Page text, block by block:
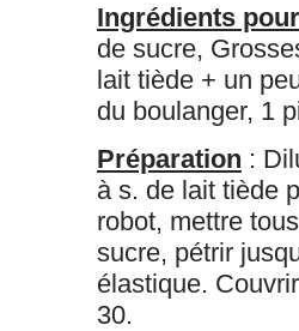
Ingrédients
de sucre,
lait tiède + un
du boulanger, 1
Préparation :
à s. de lait tiède
robot, mettre
sucre, pétrir
élastique.
30.